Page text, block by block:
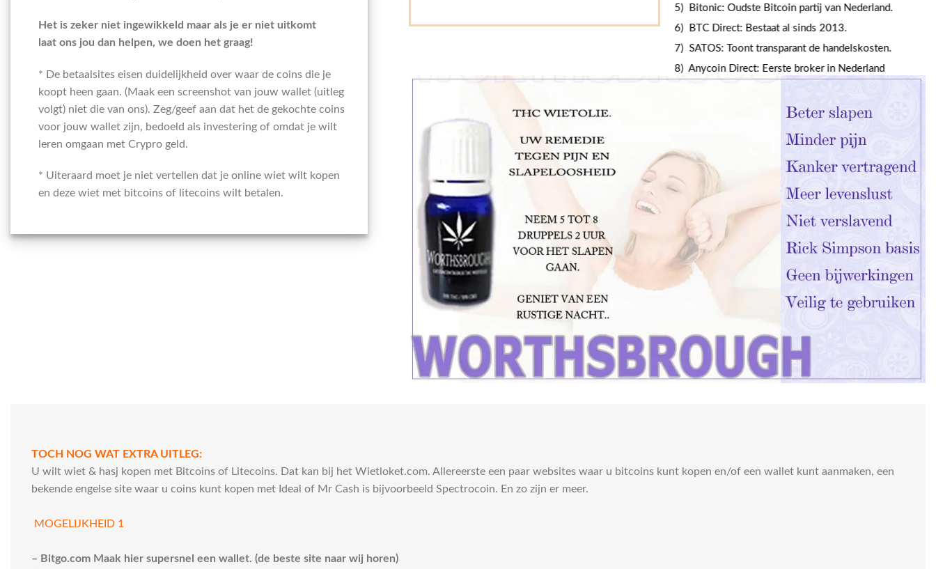
Het is zeker niet ingewikkeld maar als je er niet uitkomt
laat ons jou dan helpen, we doen het graag!
* De betaalsites eisen duidelijkheid over waar de coins die je
koopt heen gaan. (Maak een screenshot van jouw wallet (uitleg
volgt) niet die van ons). Zeg/geef aan dat het de gekochte coins
voor jouw wallet zijn, bedoeld als investering of omdat je wilt
leren omgaan met Crypro geld.
* Uiteraard moet je niet vertellen dat je online wiet wilt kopen
en deze wiet met bitcoins of litecoins wilt betalen.
5) Bitonic: Oudste Bitcoin partij van Nederland.
6) BTC Direct: Bestaat al sinds 2013.
7) SATOS: Toont transparant de handelskosten.
8) Anycoin Direct: Eerste broker in Nederland
TOCH NOG WAT EXTRA UITLEG:
U wilt wiet & hasj kopen met Bitcoins of Litecoins. Dat kan bij het Wietloket.com. Allereerste een paar websites waar u bitcoins kunt kopen en/of een wallet kunt aanmaken, een
bekende engelse site waar u coins kunt kopen met Ideal of Mr Cash is bijvoorbeeld Spectrocoin. En zo zijn er meer.
MOGELIJKHEID 1
– Bitgo.com Maak hier supersnel een wallet. (de beste site naar wij horen)